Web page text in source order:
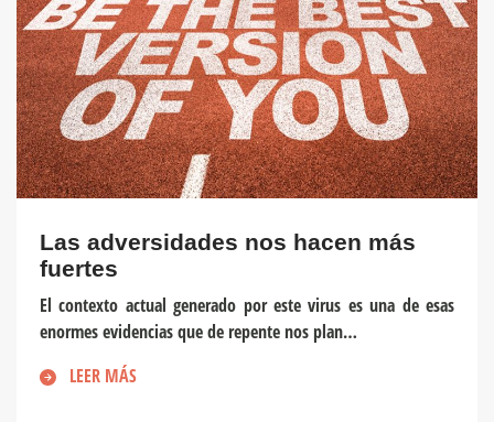
Las adversidades nos hacen más
fuertes
El contexto actual generado por este virus es una de esas
enormes evidencias que de repente nos plan…
LEER MÁS